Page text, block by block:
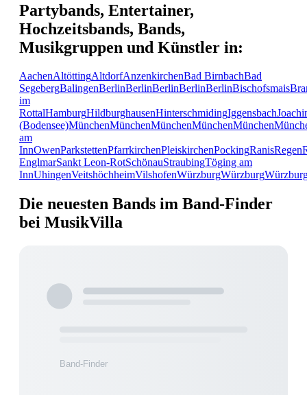
Partybands, Entertainer,
Hochzeitsbands, Bands,
Musikgruppen und Künstler in:
AachenAltöttingAltdorfAnzenkirchenBad BirnbachBad
SegebergBalingenBerlinBerlinBerlinBerlinBerlinBischofsmais
im
RottalHamburgHildburghausenHinterschmidingIggensbach
(Bodensee)MünchenMünchenMünchenMünchenMünchen
am
InnOwenParkstettenPfarrkirchenPleiskirchenPockingRanisRegen
EnglmarSankt Leon-RotSchönauStraubingTöging am
InnUhingenVeitshöchheimVilshofenWürzburgWürzburg
Die neuesten Bands im Band-Finder
bei MusikVilla